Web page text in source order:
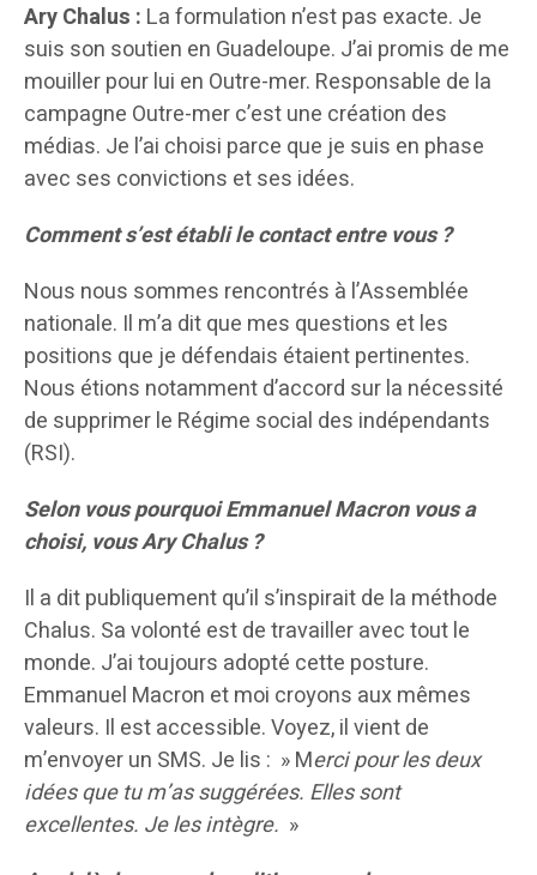
Ary Chalus : La formulation n’est pas exacte. Je
suis son soutien en Guadeloupe. J’ai promis de me
mouiller pour lui en Outre-mer. Responsable de la
campagne Outre-mer c’est une création des
médias. Je l’ai choisi parce que je suis en phase
avec ses convictions et ses idées.
Comment s’est établi le contact entre vous ?
Nous nous sommes rencontrés à l’Assemblée
nationale. Il m’a dit que mes questions et les
positions que je défendais étaient pertinentes.
Nous étions notamment d’accord sur la nécessité
de supprimer le Régime social des indépendants
(RSI).
Selon vous pourquoi Emmanuel Macron vous a
choisi, vous Ary Chalus ?
Il a dit publiquement qu’il s’inspirait de la méthode
Chalus. Sa volonté est de travailler avec tout le
monde. J’ai toujours adopté cette posture.
Emmanuel Macron et moi croyons aux mêmes
valeurs. Il est accessible. Voyez, il vient de
m’envoyer un SMS. Je lis : » Merci pour les deux
idées que tu m’as suggérées. Elles sont
excellentes. Je les intègre. »